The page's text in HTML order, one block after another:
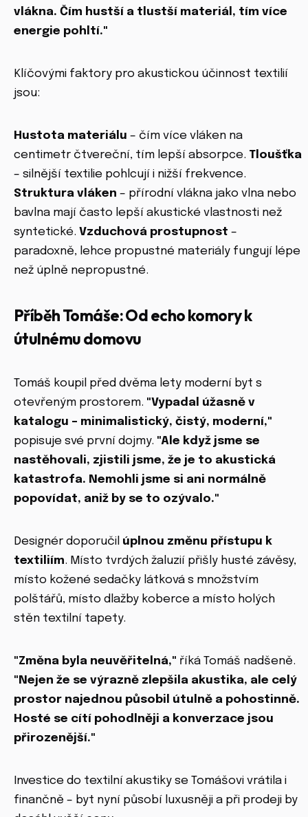
vlákna. Čím hustší a tlustší materiál, tím více
energie pohltí."
Klíčovými faktory pro akustickou účinnost textilií
jsou:
Hustota materiálu – čím více vláken na
centimetr čtvereční, tím lepší absorpce. Tloušťka
– silnější textilie pohlcují i nižší frekvence.
Struktura vláken – přírodní vlákna jako vlna nebo
bavlna mají často lepší akustické vlastnosti než
syntetické. Vzduchová prostupnost –
paradoxně, lehce propustné materiály fungují lépe
než úplně nepropustné.
Příběh Tomáše: Od echo komory k
útulnému domovu
Tomáš koupil před dvěma lety moderní byt s
otevřeným prostorem. "Vypadal úžasně v
katalogu – minimalistický, čistý, moderní,"
popisuje své první dojmy. "Ale když jsme se
nastěhovali, zjistili jsme, že je to akustická
katastrofa. Nemohli jsme si ani normálně
popovídat, aniž by se to ozývalo."
Designér doporučil úplnou změnu přístupu k
textiliím. Místo tvrdých žaluzií přišly husté závěsy,
místo kožené sedačky látková s množstvím
polštářů, místo dlažby koberce a místo holých
stěn textilní tapety.
"Změna byla neuvěřitelná," říká Tomáš nadšeně.
"Nejen že se výrazně zlepšila akustika, ale celý
prostor najednou působil útulně a pohostinně.
Hosté se cítí pohodlněji a konverzace jsou
přirozenější."
Investice do textilní akustiky se Tomášovi vrátila i
finančně – byt nyní působí luxusněji a při prodeji by